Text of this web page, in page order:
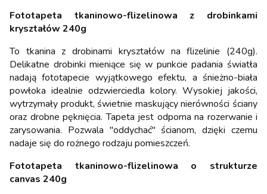
Fototapeta tkaninowo-flizelinowa z drobinkami
kryształów 240g
To tkanina z drobinami kryształów na flizelinie (240g).
Delikatne drobinki mieniące się w punkcie padania światła
nadają fototapecie wyjątkowego efektu, a śnieżno-biała
powłoka idealnie odzwierciedla kolory. Wysokiej jakości,
wytrzymały produkt, świetnie maskujący nierówności ściany
oraz drobne pęknięcia. Tapeta jest odporna na rozerwanie i
zarysowania. Pozwala "oddychać" ścianom, dzięki czemu
nadaje się do rożnego rodzaju pomieszczeń.
Fototapeta tkaninowo-flizelinowa o strukturze
canvas 240g